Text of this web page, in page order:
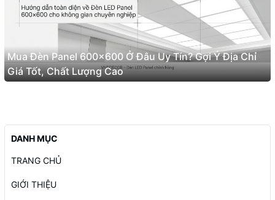
Mua Đèn Panel 600x600 Ở Đâu Uy Tín? Gợi Ý Địa Chỉ
Giá Tốt, Chất Lượng Cao
DANH MỤC
TRANG CHỦ
GIỚI THIỆU